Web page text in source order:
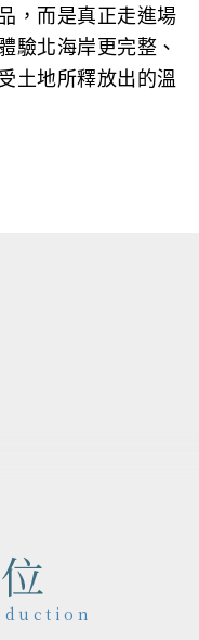
，而是真正走進場
驗北海岸更完整、
土地所釋放出的溫